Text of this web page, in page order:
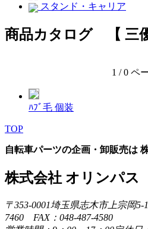
スタンド・キャリア
商品カタログ 【 三優
1 / 0
ﾊﾌﾞ毛 個装
TOP
自転車パーツの企画・卸販売は
株式会社 オリンパス
〒353-0001埼玉県志木市上宗岡
7460 FAX：048-487-4580